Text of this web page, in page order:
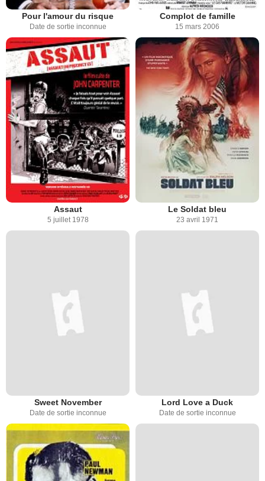
Pour l'amour du risque
Date de sortie inconnue
Complot de famille
15 mars 2006
Assaut
5 juillet 1978
Le Soldat bleu
23 avril 1971
Sweet November
Date de sortie inconnue
Lord Love a Duck
Date de sortie inconnue